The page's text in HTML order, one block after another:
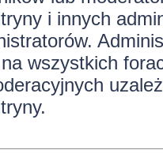
i innych
wszystkich